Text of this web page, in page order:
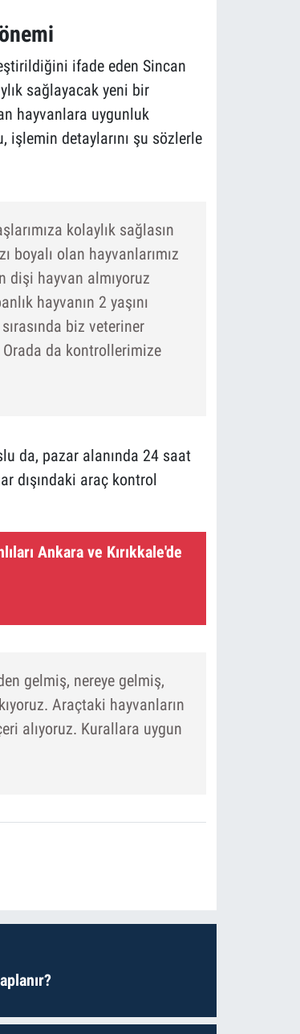
ifade eden Sincan
sağlayacak yeni bir
hayvanlara uygunluk
işlemin detaylarını şu sözlerle
kolaylık sağlasın
boyalı olan hayvanlarımız
dişi hayvan almıyoruz
hayvanın 2 yaşını
biz veteriner
da kontrollerimize
da, pazar alanında 24 saat
dışındaki araç kontrol
Ankara ve Kırıkkale'de
gelmiş, nereye gelmiş,
Araçtaki hayvanların
alıyoruz. Kurallara uygun